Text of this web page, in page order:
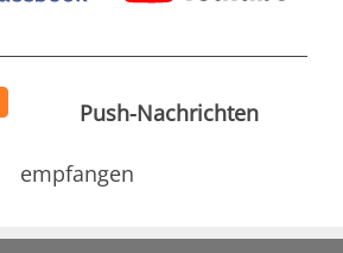
Push-Nachrichten
empfangen